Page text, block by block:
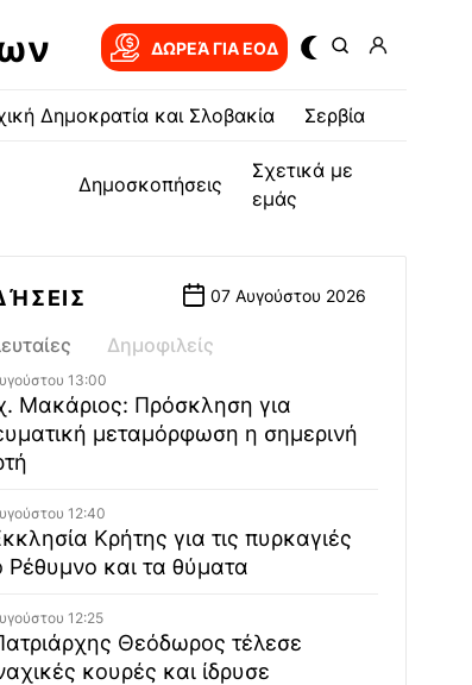
ΔΩΡΕΆ ΓΙΑ EOΔ
Δημοκρατία και Σλοβακία Σερβία
Δημοσκοπήσεις
Σχετικά με
εμάς
07 Αυγούστου 2026
Δημοφιλείς
13:00
Μακάριος: Πρόσκληση για
μεταμόρφωση η σημερινή
12:40
Κρήτης για τις πυρκαγιές
Ρέθυμνο και τα θύματα
12:25
Θεόδωρος τέλεσε
κουρές και ίδρυσε